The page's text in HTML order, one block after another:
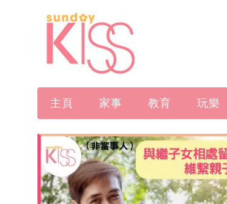
主頁 家事 教育 玩樂